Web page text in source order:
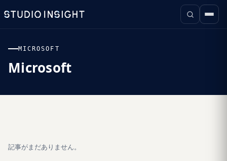
MICROSOFT
Microsoft
記事がまだありません。